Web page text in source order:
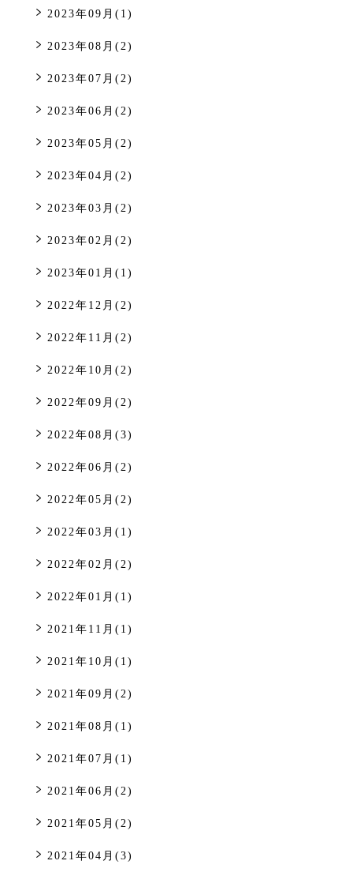
2023年09月(1)
2023年08月(2)
2023年07月(2)
2023年06月(2)
2023年05月(2)
2023年04月(2)
2023年03月(2)
2023年02月(2)
2023年01月(1)
2022年12月(2)
2022年11月(2)
2022年10月(2)
2022年09月(2)
2022年08月(3)
2022年06月(2)
2022年05月(2)
2022年03月(1)
2022年02月(2)
2022年01月(1)
2021年11月(1)
2021年10月(1)
2021年09月(2)
2021年08月(1)
2021年07月(1)
2021年06月(2)
2021年05月(2)
2021年04月(3)